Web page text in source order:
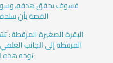
فسوف يحقق هدفه،
القصة بأن
البقرة الصغيرة المرقطة :
المرقطة إلى الجانب
توجه هذه